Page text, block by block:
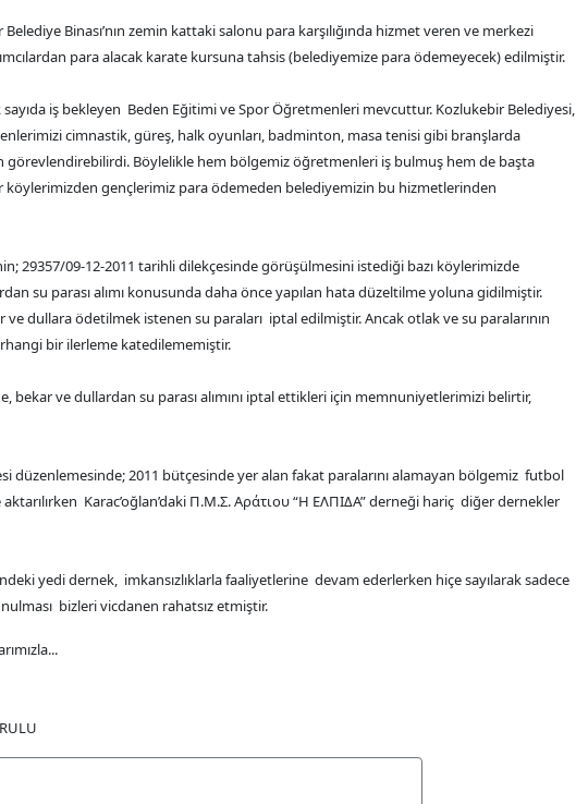
Binası’nın zemin kattaki salonu para karşılığında hizmet veren ve merkezi
para alacak karate kursuna tahsis (belediyemize para ödemeyecek) edilmiştir.
iş bekleyen Beden Eğitimi ve Spor Öğretmenleri mevcuttur. Kozlukebir Belediyesi,
cimnastik, güreş, halk oyunları, badminton, masa tenisi gibi branşlarda
Böylelikle hem bölgemiz öğretmenleri iş bulmuş hem de başta
köylerimizden gençlerimiz para ödemeden belediyemizin bu hizmetlerinden
29357/09-12-2011 tarihli dilekçesinde görüşülmesini istediği bazı köylerimizde
su parası alımı konusunda daha önce yapılan hata düzeltilme yoluna gidilmiştir.
ve dullara ödetilmek istenen su paraları iptal edilmiştir. Ancak otlak ve su paralarının
bir ilerleme katedilememiştir.
bekar ve dullardan su parası alımını iptal ettikleri için memnuniyetlerimizi belirtir,
düzenlemesinde; 2011 bütçesinde yer alan fakat paralarını alamayan bölgemiz futbol
Karac’oğlan’daki Π.Μ.Σ. Αράτιου “Η ΕΛΠΙΔΑ” derneği hariç diğer dernekler
yedi dernek, imkansızlıklarla faaliyetlerine devam ederlerken hiçe sayılarak sadece
bizleri vicdanen rahatsız etmiştir.